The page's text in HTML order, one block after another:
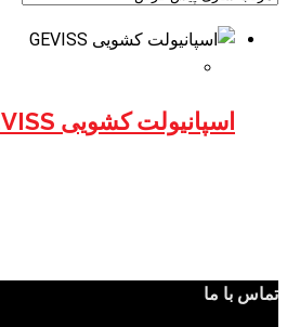
اسپانیولت کشویی GEVISS
تماس با ما